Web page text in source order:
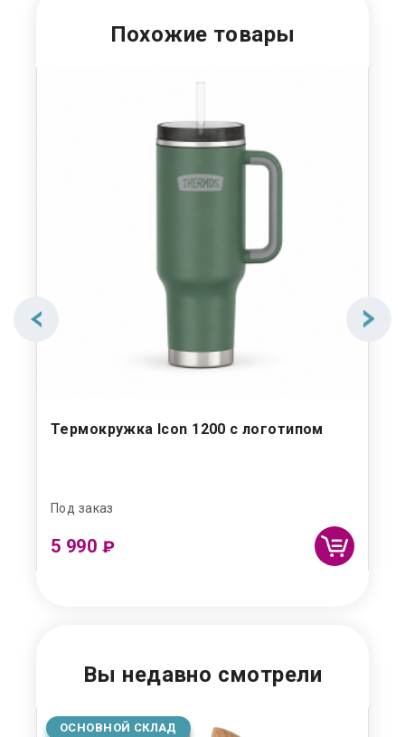
Похожие товары
Термокружка Icon 1200 с логотипом
Под заказ
5 990 ₽
Вы недавно смотрели
ОСНОВНОЙ СКЛАД